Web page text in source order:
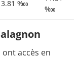
‱
‱
ont accès en